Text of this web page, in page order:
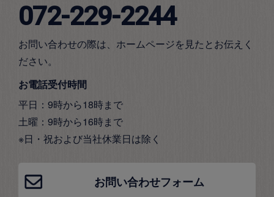
072-229-2244
お問い合わせの際は、ホームページを見たとお伝えく
ださい。
お電話受付時間
平日：9時から18時まで
土曜：9時から16時まで
※日・祝および当社休業日は除く
お問い合わせフォーム